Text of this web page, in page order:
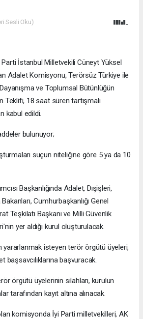
Sesli Oku)
İstanbul Milletvekili Cüneyt Yüksel
Adalet Komisyonu, Terörsüz Türkiye ile
ve Toplumsal Bütünlüğün
Teklifi, 18 saat süren tartışmalı
kabul edildi.
bulunuyor;
suçun niteliğine göre 5 ya da 10
Başkanlığında Adalet, Dışişleri,
Cumhurbaşkanlığı Genel
Teşkilatı Başkanı ve Milli Güvenlik
yer aldığı kurul oluşturulacak.
yararlanmak isteyen terör örgütü üyeleri,
başsavcılıklarına başvuracak.
örgütü üyelerinin silahları, kurulun
tarafından kayıt altına alınacak.
komisyonda İyi Parti milletvekilleri, AK